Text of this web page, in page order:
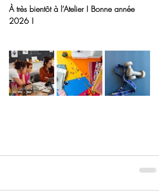
À très bientôt à l’Atelier ! Bonne année
2026 !